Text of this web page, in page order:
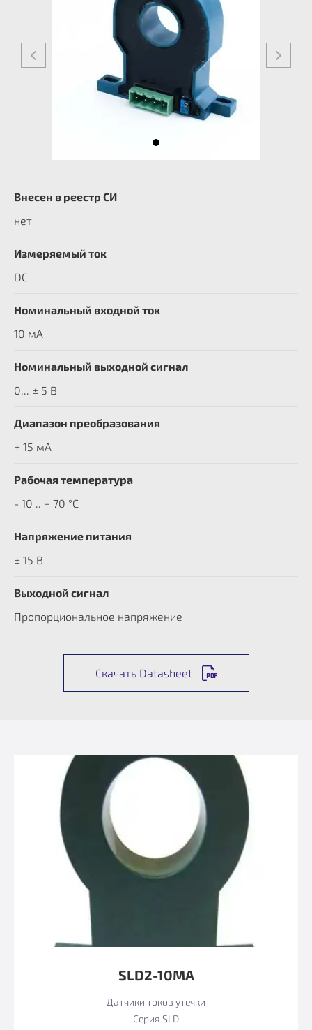
Внесен в реестр СИ
нет
Измеряемый ток
DC
Номинальный входной ток
10 мА
Номинальный выходной сигнал
0... ± 5 В
Диапазон преобразования
± 15 мА
Рабочая температура
- 10 .. + 70 °C
Напряжение питания
± 15 В
Выходной сигнал
Пропорциональное напряжение
Скачать Datasheet
SLD2-10MА
Датчики токов утечки
Серия SLD